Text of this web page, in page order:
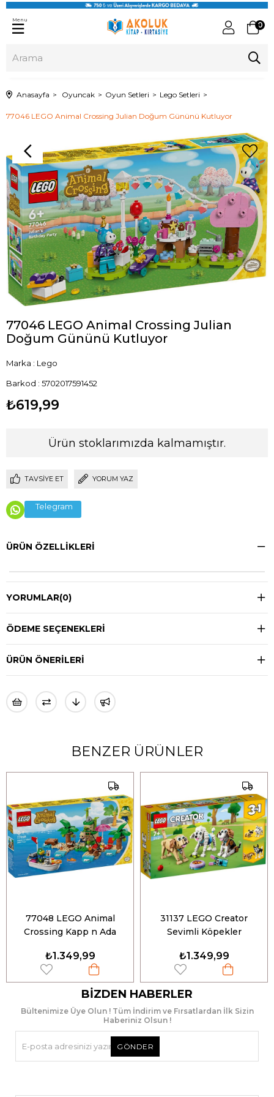
0
Menu
Anasayfa Oyuncak Oyun Setleri Lego Setleri
77046 LEGO Animal Crossing Julian Doğum Gününü Kutluyor
77046 LEGO Animal Crossing Julian
Doğum Gününü Kutluyor
Marka : Lego
Barkod : 5702017591452
₺619,99
Ürün stoklarımızda kalmamıştır.
TAVSIYE ET YORUM YAZ
Telegram
ÜRÜN ÖZELLIKLERI
YORUMLAR(0)
ÖDEME SEÇENEKLERI
ÜRÜN ÖNERILERI
BENZER ÜRÜNLER
77048 LEGO Animal
Crossing Kapp n Ada
₺1.349,99
31137 LEGO Creator
Sevimli Köpekler
₺1.349,99
BIZDEN HABERLER
Bültenimize Üye Olun ! Tüm İndirim ve Fırsatlardan İlk Sizin
Haberiniz Olsun !
GÖNDER